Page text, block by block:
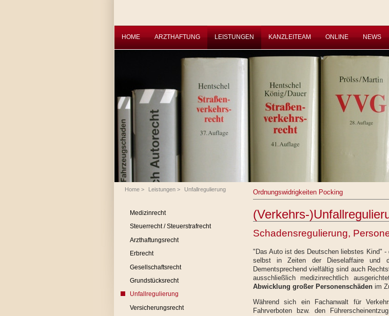
HOME ARZTHAFTUNG LEISTUNGEN KANZLEITEAM ONLINE NEWS
Home> Leistungen> Unfallregulierung
Medizinrecht
Steuerrecht / Steuerstrafrecht
Arzthaftungsrecht
Erbrecht
Gesellschaftsrecht
Grundstücksrecht
Unfallregulierung
Versicherungsrecht
Ordnungswidrigkeiten Pocking
(Verkehrs-
Schadensregulierung,
"Das Auto ist des Deutschen liebstes Kind"
selbst in Zeiten der Dieselaffaire und
Dementsprechend vielfältig sind auch
ausschließlich medizinrechtlich
Abwicklung großer Personenschädenim
Während sich ein Fachanwalt für
Fahrverboten bzw. den